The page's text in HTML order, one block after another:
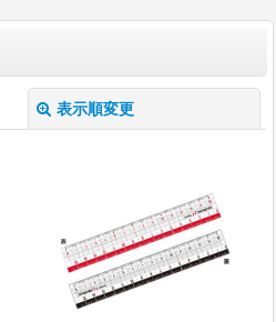
表示順変更